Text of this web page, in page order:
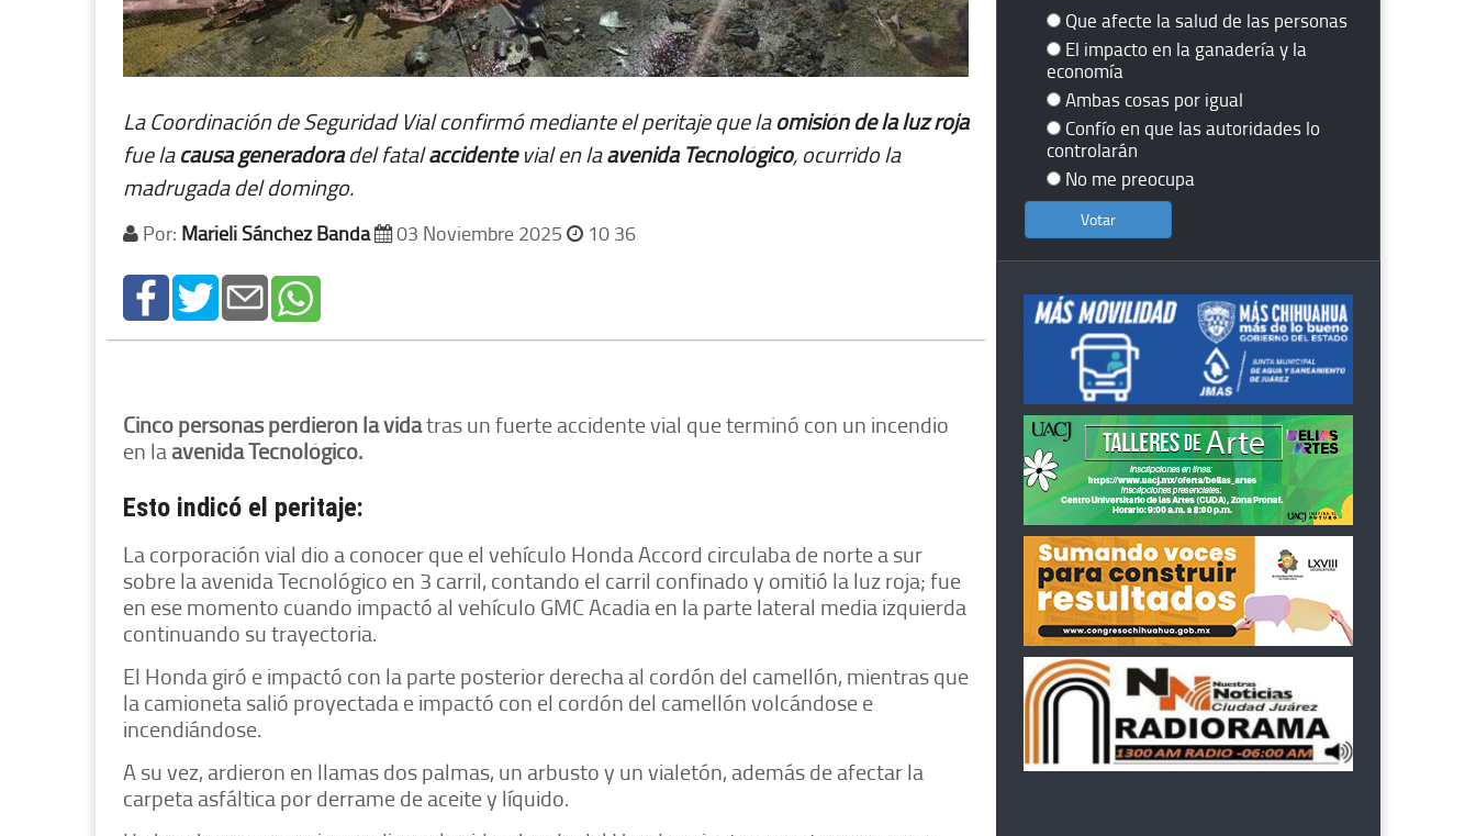
La Coordinación de Seguridad Vial confirmó mediante el peritaje que laomisión de la luz roja
fue lacausa generadoradel fatalaccidentevial en laavenida Tecnológico, ocurrido la
madrugada del domingo.
Por: Marieli Sánchez Banda 03 Noviembre 2025 10 36
Cinco personas perdieron la vidatras un fuerte accidente vial que terminó con un incendio
en laavenida Tecnológico.
Esto indicó el peritaje:
La corporación vial dio a conocer que el vehículo Honda Accord circulaba de norte a sur
sobre la avenida Tecnológico en 3 carril, contando el carril confinado y omitió la luz roja; fue
en ese momento cuando impactó al vehículo GMC Acadia en la parte lateral media izquierda
continuando su trayectoria.
El Honda giró e impactó con la parte posterior derecha al cordón del camellón, mientras que
la camioneta salió proyectada e impactó con el cordón del camellón volcándose e
incendiándose.
A su vez, ardieron en llamas dos palmas, un arbusto y un vialetón, además de afectar la
carpeta asfáltica por derrame de aceite y líquido.
Que afecte la salud de las personas
El impacto en la ganadería y la
economía
Ambas cosas por igual
Confío en que las autoridades lo
controlarán
No me preocupa